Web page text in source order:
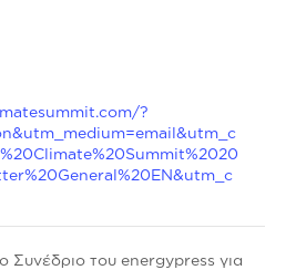
?
Συνέδριο του energypress για